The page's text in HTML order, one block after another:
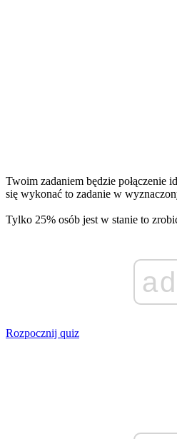
Twoim zadaniem będzie połączenie
się wykonać to zadanie w
Tylko 25% osób jest w stanie to
ad
Rozpocznij quiz